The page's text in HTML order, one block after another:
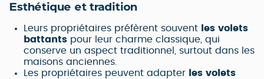
Esthétique et tradition
Leurs propriétaires préfèrent souvent
les volets
battants pour leur charme classique, qui
conserve un aspect traditionnel, surtout dans les
maisons anciennes.
Les propriétaires peuvent adapter
les volets